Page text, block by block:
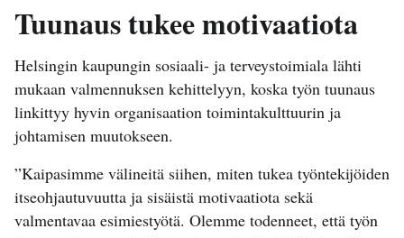
Tuunaus tukee motivaatiota
Helsingin kaupungin sosiaali- ja terveystoimiala lähti
mukaan valmennuksen kehittelyyn, koska työn tuunaus
linkittyy hyvin organisaation toimintakulttuurin ja
johtamisen muutokseen.
”Kaipasimme välineitä siihen, miten tukea työntekijöiden
itseohjautuvuutta ja sisäistä motivaatiota sekä
valmentavaa esimiestyötä. Olemme todenneet, että työn